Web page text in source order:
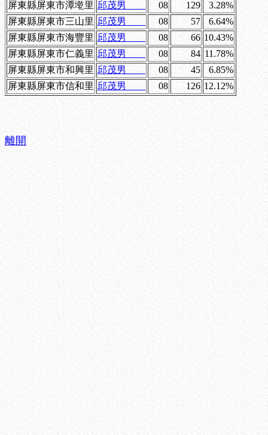
屏東縣屏東市潭墘里 邱茂男 08 129
3.28%
屏東縣屏東市三山里 邱茂男 08 57
6.64%
屏東縣屏東市海豐里 邱茂男 08 66 10.43%
屏東縣屏東市仁義里 邱茂男 08 84 11.78%
屏東縣屏東市和興里 邱茂男 08 45
6.85%
屏東縣屏東市信和里 邱茂男 08 126 12.12%
離開